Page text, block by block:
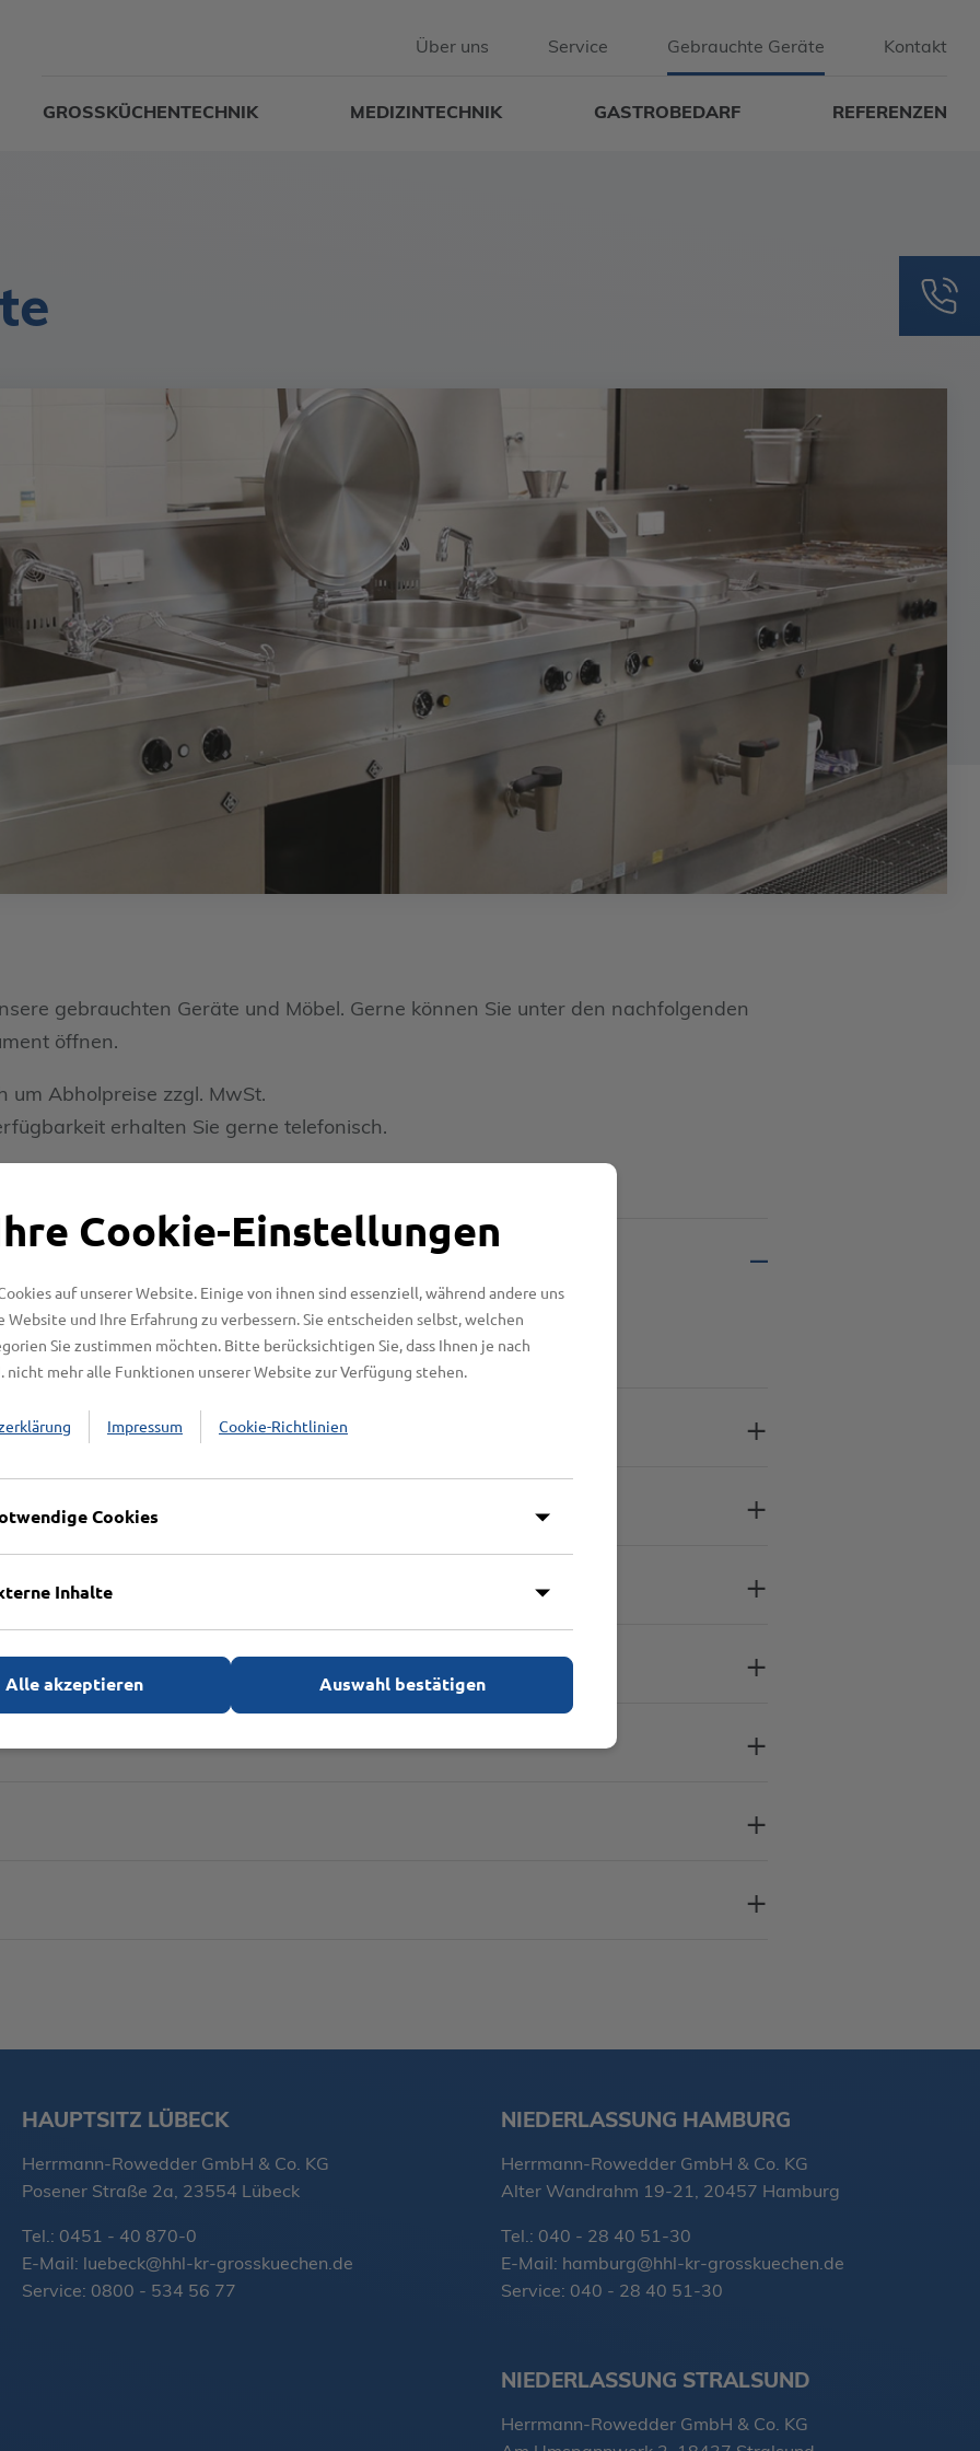
GROSSKÜCHENTECHNIK MEDIZINTECHNIK GASTROBEDARF REFERENZEN
Über uns Service Gebrauchte Geräte Kontakt
gebrauchten Geräte und Möbel. Gerne können Sie unter den nachfolgenden
öffnen.
um Abholpreise zzgl. MwSt.
erhalten Sie gerne telefonisch.
„Elektrogeräte“ (PDF-Download)
Becken
HAUPTSITZ LÜBECK
Herrmann-Rowedder GmbH & Co. KG
Posener Straße 2a, 23554 Lübeck
Tel.: 0451 - 40 870-0
E-Mail: luebeck@hhl-kr-grosskuechen.de
Service: 0800 - 534 56 77
NIEDERLASSUNG HAMBURG
Herrmann-Rowedder GmbH & Co. KG
Alter Wandrahm 19-21, 20457 Hamburg
Tel.: 040 - 28 40 51-30
E-Mail: hamburg@hhl-kr-grosskuechen.de
Service: 040 - 28 40 51-30
NIEDERLASSUNG STRALSUND
Herrmann-Rowedder GmbH & Co. KG
Cookie-Einstellungen
auf unserer Website. Einige von ihnen sind essenziell, während andere uns
Website und Ihre Erfahrung zu verbessern. Sie entscheiden selbst, welchen
Sie zustimmen möchten. Bitte berücksichtigen Sie, dass Ihnen je nach
nicht mehr alle Funktionen unserer Website zur Verfügung stehen.
Impressum Cookie-Richtlinien
Cookies
Inhalte
Alle akzeptieren Auswahl bestätigen